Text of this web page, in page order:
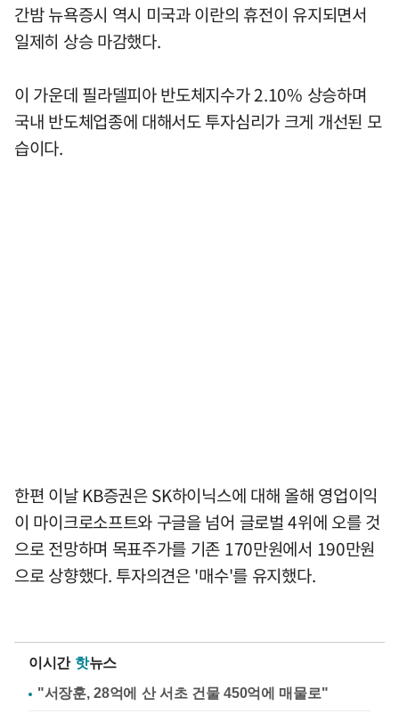
간밤 뉴욕증시 역시 미국과 이란의 휴전이 유지되면서
일제히 상승 마감했다.
이 가운데 필라델피아 반도체지수가 2.10% 상승하며
국내 반도체업종에 대해서도 투자심리가 크게 개선된 모
습이다.
한편 이날 KB증권은 SK하이닉스에 대해 올해 영업이익
이 마이크로소프트와 구글을 넘어 글로벌 4위에 오를 것
으로 전망하며 목표주가를 기존 170만원에서 190만원
으로 상향했다. 투자의견은 '매수'를 유지했다.
이시간 핫뉴스
"서장훈, 28억에 산 서초 건물 450억에 매물로"